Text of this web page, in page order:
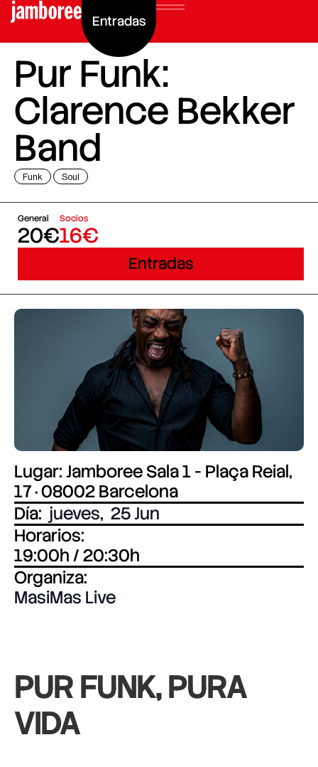
Entradas
Pur Funk:
Clarence Bekker
Band
Funk Soul
General
20€
Socios
16€
Entradas
Lugar: Jamboree Sala 1 - Plaça Reial,
17 · 08002 Barcelona
Día: jueves, 25 Jun
Horarios:
19:00h / 20:30h
Organiza:
MasiMas Live
PUR FUNK, PURA
VIDA